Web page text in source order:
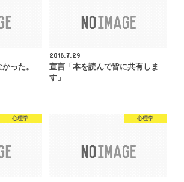
った。
2016.7.29
宣言「本を読んで皆に共有しま
す」
心理学 心理学